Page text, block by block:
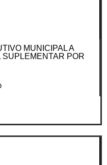
MUNICIPAL A
POR